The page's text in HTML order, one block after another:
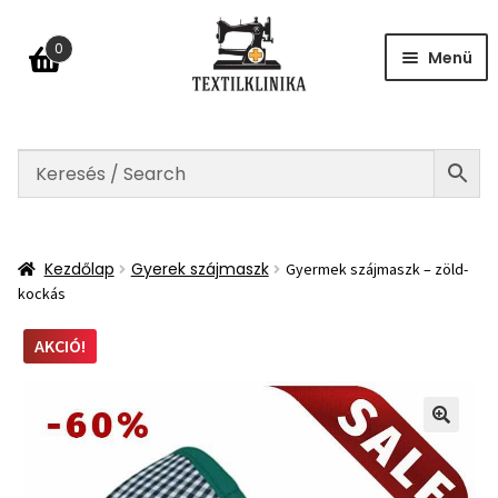
navigációhoz
tartalomba
0 Menü
tájékoztató
a szerződéstől
Kezdőlap Gyerek szájmaszk
Gyermek szájmaszk – zöld-
kockás
AKCIÓ!